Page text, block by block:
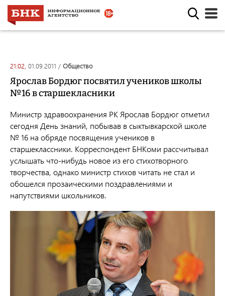
21:02, 01.09.2011 / общество
Ярослав Бордюг посвятил учеников школы
№16 в старшекласники
Министр здравоохранения РК Ярослав Бордюг отметил
сегодня День знаний, побывав в сыктывкарской школе
№ 16 на обряде посвящения учеников в
старшеклассники. Корреспондент БНКоми рассчитывал
услышать что-нибудь новое из его стихотворного
творчества, однако министр стихов читать не стал и
обошелся прозаическими поздравлениями и
напутствиями школьников.